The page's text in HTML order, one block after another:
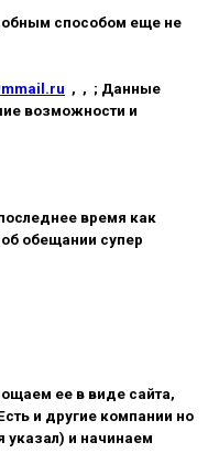
способом еще не
, , ; Данные
возможности и
время как
обещании супер
ее в виде сайта,
и другие компании но
указал) и начинаем